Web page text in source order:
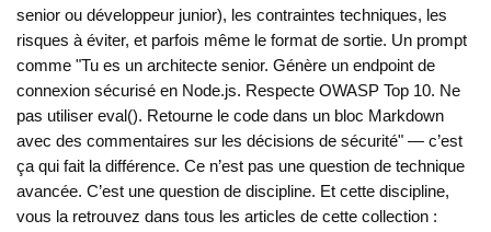
senior ou développeur junior), les contraintes techniques, les
risques à éviter, et parfois même le format de sortie. Un prompt
comme "Tu es un architecte senior. Génère un endpoint de
connexion sécurisé en Node.js. Respecte OWASP Top 10. Ne
pas utiliser eval(). Retourne le code dans un bloc Markdown
avec des commentaires sur les décisions de sécurité" — c’est
ça qui fait la différence. Ce n’est pas une question de technique
avancée. C’est une question de discipline. Et cette discipline,
vous la retrouvez dans tous les articles de cette collection :